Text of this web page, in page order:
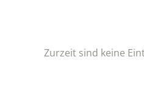
Zurzeit sind keine